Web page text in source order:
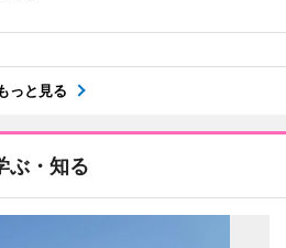
っと見る
ぶ・知る